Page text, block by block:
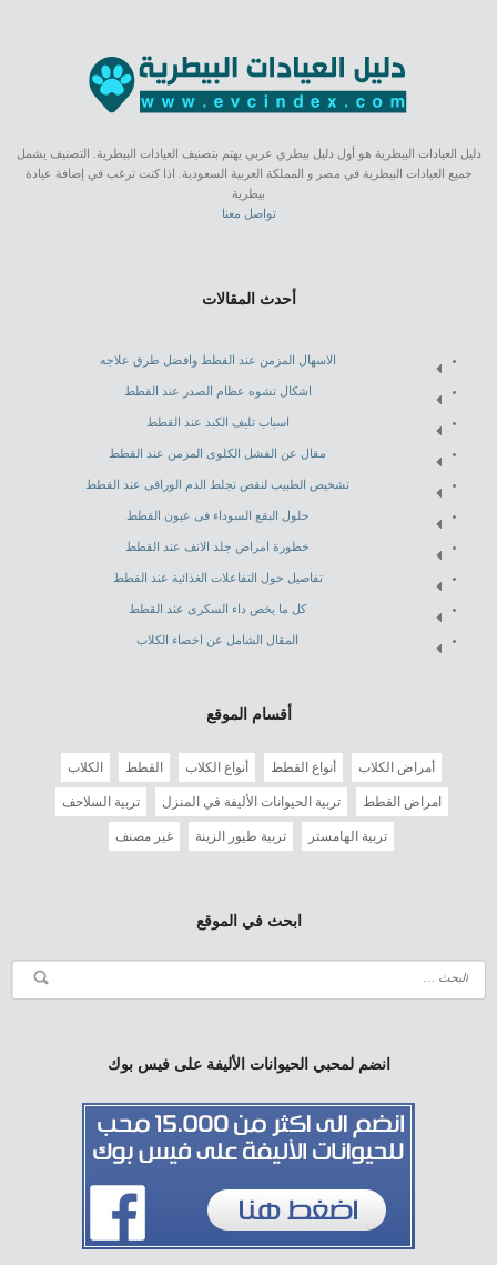
دليل العيادات البيطرية هو أول دليل بيطري عربي يهتم بتصنيف العيادات البيطرية. التصنيف يشمل
جميع العيادات البيطرية في مصر و المملكة العربية السعودية. اذا كنت ترغب في إضافة عيادة
بيطرية
تواصل معنا
أحدث المقالات
الاسهال المزمن عند القطط وافضل طرق علاجه
اشكال تشوه عظام الصدر عند القطط
اسباب تليف الكبد عند القطط
مقال عن الفشل الكلوى المزمن عند القطط
تشخيص الطبيب لنقص تجلط الدم الوراقى عند القطط
حلول البقع السوداء فى عيون القطط
خطورة امراض جلد الانف عند القطط
تفاصيل حول التفاعلات الغذائية عند القطط
كل ما يخص داء السكرى عند القطط
المقال الشامل عن اخصاء الكلاب
أقسام الموقع
أمراض الكلاب أنواع القطط أنواع الكلاب القطط الكلاب
امراض القطط تربية الحيوانات الأليفة في المنزل تربية السلاحف
تربية الهامستر تربية طيور الزينة غير مصنف
ابحث في الموقع
انضم لمحبي الحيوانات الأليفة على فيس بوك